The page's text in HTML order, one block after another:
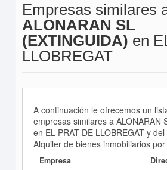
Empresas similares
ALONARAN SL
(EXTINGUIDA) en
LLOBREGAT
A continuación le ofrecemos un
empresas similares a ALONARAN
en EL PRAT DE LLOBREGAT y
Alquiler de bienes inmobiliarios
Empresa